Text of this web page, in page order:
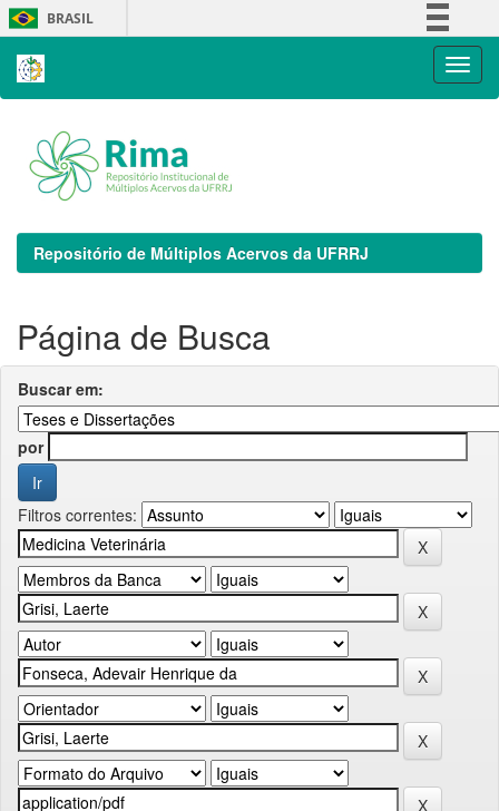
Skip
navigation
BRASIL
Repositório de Múltiplos Acervos da UFRRJ
Página de Busca
Buscar em:
por
Filtros correntes: